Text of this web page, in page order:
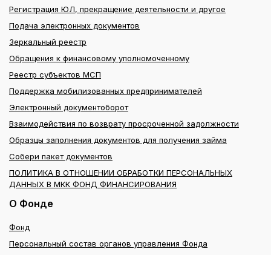
Регистрация ЮЛ, прекращение деятельности и другое
Подача электронных документов
Зеркальный реестр
Обращения к финансовому уполномоченному
Реестр субъектов МСП
Поддержка мобилизованных предпринимателей
Электронный документоборот
Взаимодействия по возврату просроченной задолжности
Образцы заполнения документов для получения займа
Собери пакет документов
ПОЛИТИКА В ОТНОШЕНИИ ОБРАБОТКИ ПЕРСОНАЛЬНЫХ
ДАННЫХ В МКК ФОНД ФИНАНСИРОВАНИЯ
О Фонде
Фонд
Персональный состав органов управления Фонда